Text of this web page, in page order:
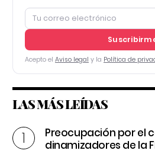
Acepto el Aviso legal y la Política de
LAS MÁS LEÍDAS
Preocupación por el
dinamizadores de la